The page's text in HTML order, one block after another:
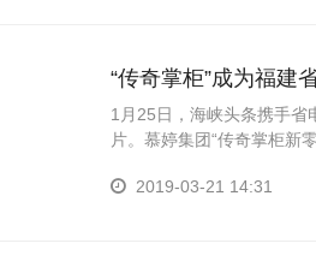
“传奇掌柜”成为福建
1月25日，海峡头条携手省
片。慕婷集团“传奇掌柜新
2019-03-21 14:31